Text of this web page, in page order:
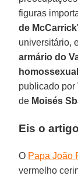
figuras
de McCarrick
universitário,
armário do
publicado por
de Moisés
Eis o
O Papa João
vermelho